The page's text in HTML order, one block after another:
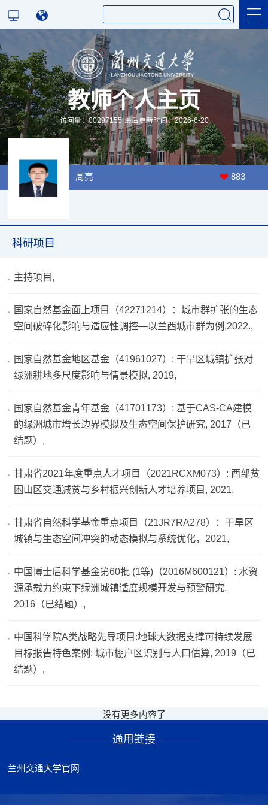
科学研究
教学研究
教师个人主页
访问量：00297155 最后更新时间：2026-6-20
周亮 883
科研项目
主持项目,
国家自然基金面上项目（42271214）：城市群扩张的生态
空间破碎化影响与适应性调控—以兰西城市群为例,2022.,
国家自然基金地区基金（41961027）: 干旱区城镇扩张对
绿洲耕地多尺度影响与情景模拟, 2019,
国家自然基金青年基金（41701173）: 基于CAS-CA建模
的绿洲城市增长边界模拟及生态空间保护研究, 2017（已
结题）,
甘肃省2021年度重点人才项目（2021RCXM073）: 西部贫
困山区交通减贫与乡村振兴创新人才培养项目, 2021,
甘肃省自然科学基金重点项目（21JR7RA278）：干旱区
城镇与生态空间冲突的动态模拟与系统优化，2021,
中国博士后科学基金第60批 (1等)（2016M600121）: 水资
源承载力约束下绿洲城镇适度规模开发与预警研究,
2016（已结题）,
中国科学院A类战略先导项目:地球大数据支撑可持续发展
目标报告特色案例: 城市棚户区识别与人口估算, 2019（已
结题）,
没有更多内容了
通用链接
兰州交通大学官网